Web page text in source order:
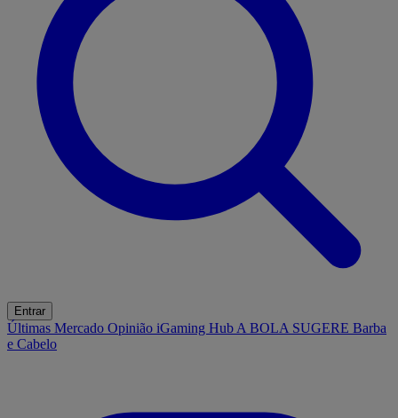
Entrar
Últimas Mercado Opinião iGaming Hub A BOLA SUGERE Barba
e Cabelo